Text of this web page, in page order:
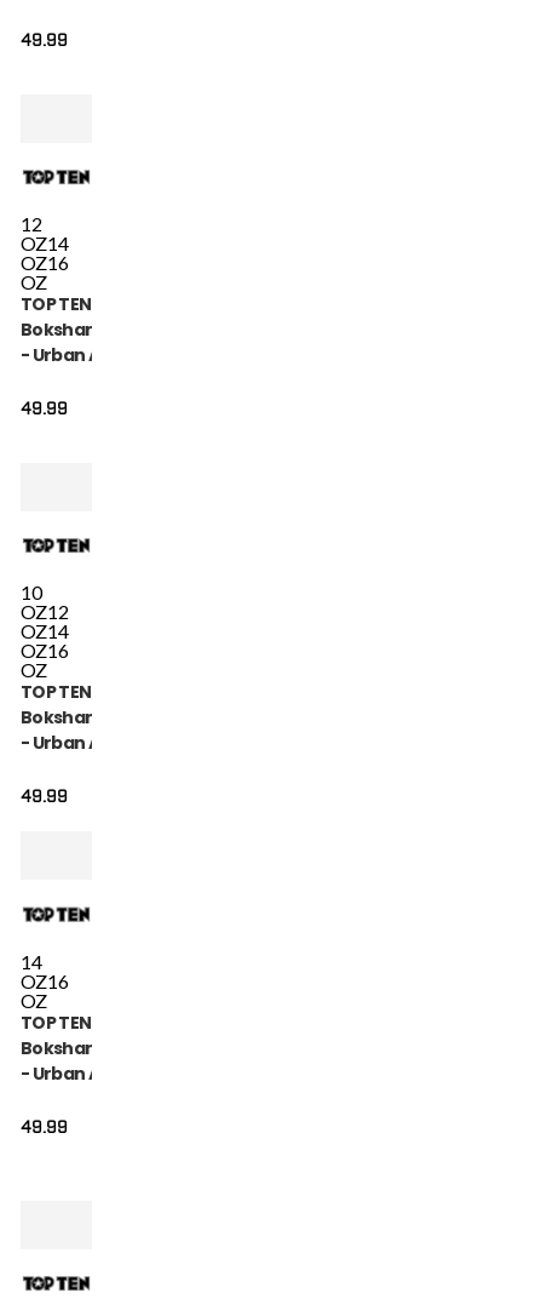
49.99
12
OZ14
OZ16
OZ
TOP TEN
Bokshandschoen
- Urban Arts -
49.99
10
OZ12
OZ14
OZ16
OZ
TOP TEN
Bokshandschoen
- Urban Arts -
49.99
14
OZ16
OZ
TOP TEN
Bokshandschoen
- Urban Arts -
49.99